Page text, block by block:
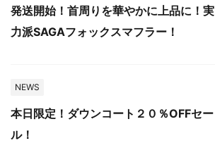
発送開始！首周りを華やかに上品に！実
力派SAGAフォックスマフラー！
NEWS
本日限定！ダウンコート２０％OFFセー
ル！